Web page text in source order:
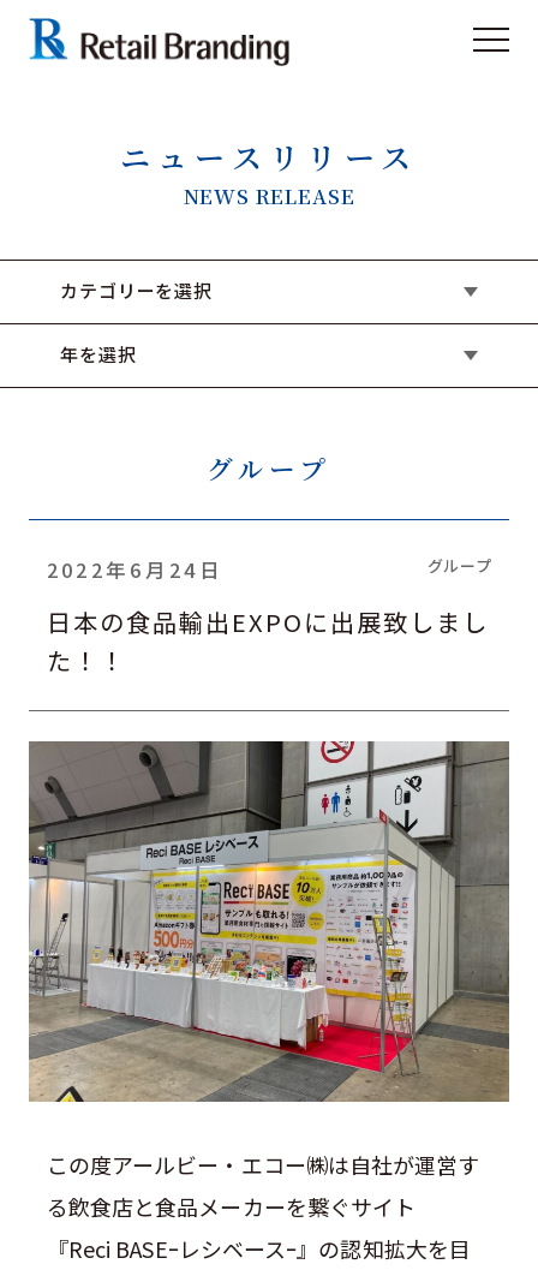
ニュースリリース
NEWS RELEASE
カテゴリーを選択
年を選択
グループ
2022年6月24日 グループ
日本の食品輸出EXPOに出展致しまし
た！！
この度アールビー・エコー㈱は自社が運営す
る飲食店と食品メーカーを繋ぐサイト
『Reci BASEｰレシベースｰ』の認知拡大を目